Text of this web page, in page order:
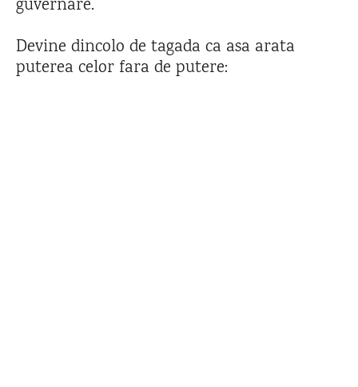
guvernare.
Devine dincolo de tagada ca asa arata
puterea celor fara de putere: